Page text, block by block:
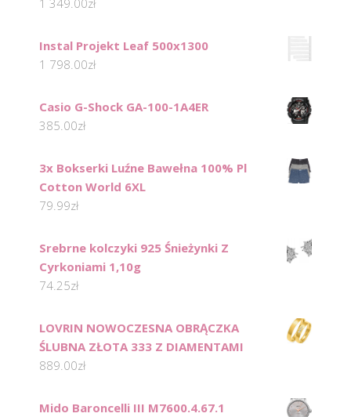
1 349.00zł
Instal Projekt Leaf 500x1300
1 798.00zł
Casio G-Shock GA-100-1A4ER
385.00zł
3x Bokserki Luźne Bawełna 100% Pl
Cotton World 6XL
79.99zł
Srebrne kolczyki 925 Śnieżynki Z
Cyrkoniami 1,10g
74.25zł
LOVRIN NOWOCZESNA OBRĄCZKA
ŚLUBNA ZŁOTA 333 Z DIAMENTAMI
889.00zł
Mido Baroncelli III M7600.4.67.1